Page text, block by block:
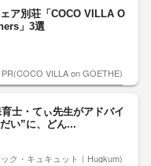
ア別荘「COCO VILLA O
」3選
PR(COCO VILLA on GOETHE)
士・てぃ先生がアドバイ
い”に、どん...
ク・キュキュット｜Hugkum)